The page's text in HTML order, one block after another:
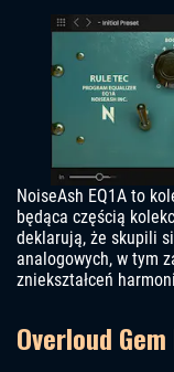
NoiseAsh EQ1A to
będąca częścią
deklarują, że skupili
analogowych, w tym
zniekształceń
Overloud Gem